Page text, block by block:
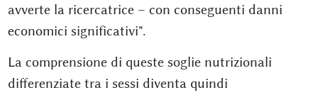
avverte la ricercatrice – con conseguenti danni
economici significativi".
La comprensione di queste soglie nutrizionali
differenziate tra i sessi diventa quindi